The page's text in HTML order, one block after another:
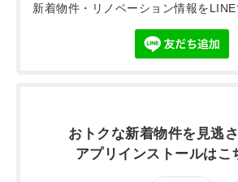
新着物件・リノベーション情報をLINE
おトクな新着物件を 見逃
アプリインストールはこ